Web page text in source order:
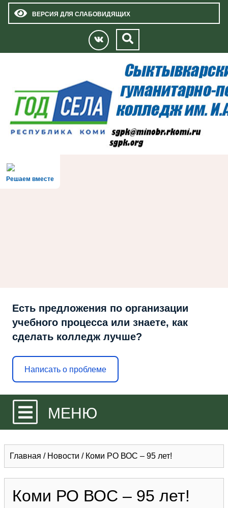
ВЕРСИЯ ДЛЯ СЛАБОВИДЯЩИХ
Решаем вместе
Есть предложения по организации
учебного процесса или знаете, как
сделать колледж лучше?
Написать о проблеме
МЕНЮ
Главная / Новости / Коми РО ВОС – 95 лет!
Коми РО ВОС – 95 лет!